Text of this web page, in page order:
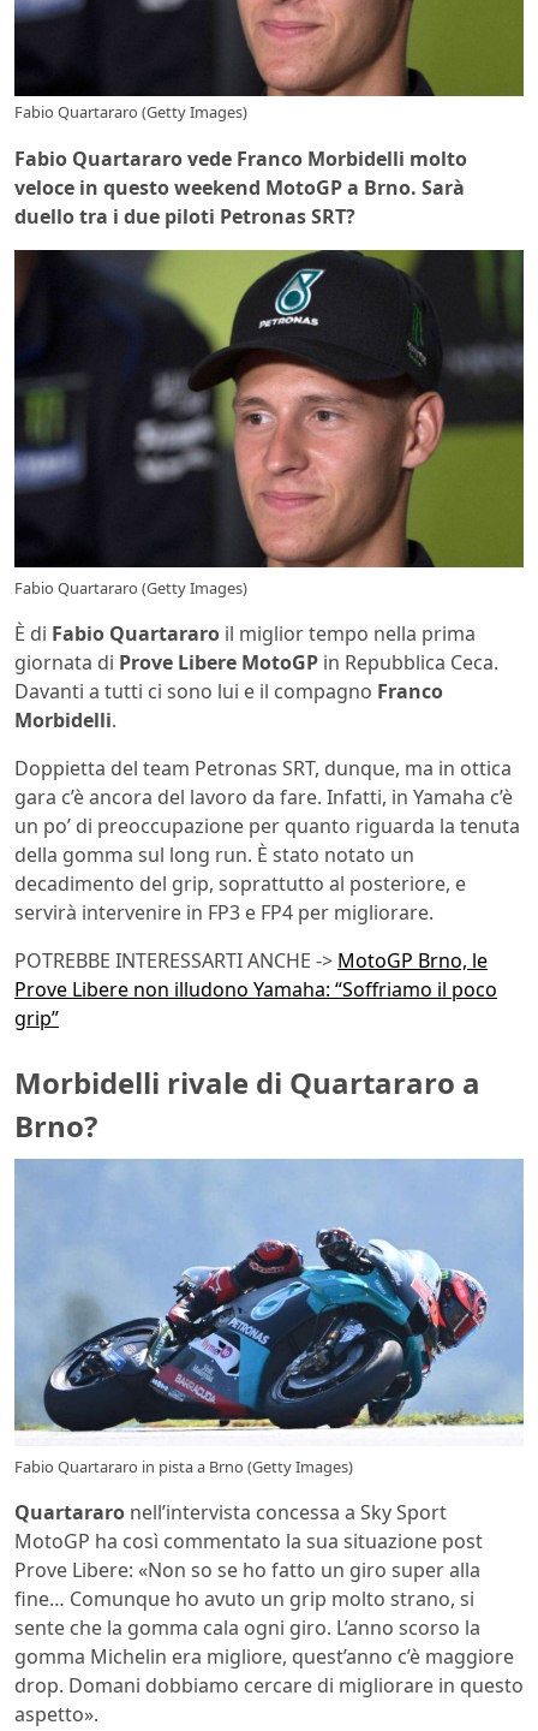
Fabio Quartararo (Getty Images)
Fabio Quartararo vede Franco Morbidelli molto
veloce in questo weekend MotoGP a Brno. Sarà
duello tra i due piloti Petronas SRT?
Fabio Quartararo (Getty Images)
È di Fabio Quartararo il miglior tempo nella prima
giornata di Prove Libere MotoGP in Repubblica Ceca.
Davanti a tutti ci sono lui e il compagno Franco
Morbidelli.
Doppietta del team Petronas SRT, dunque, ma in ottica
gara c’è ancora del lavoro da fare. Infatti, in Yamaha c’è
un po’ di preoccupazione per quanto riguarda la tenuta
della gomma sul long run. È stato notato un
decadimento del grip, soprattutto al posteriore, e
servirà intervenire in FP3 e FP4 per migliorare.
POTREBBE INTERESSARTI ANCHE -> MotoGP Brno, le
Prove Libere non illudono Yamaha: “Soffriamo il poco
grip”
Morbidelli rivale di Quartararo a
Brno?
Fabio Quartararo in pista a Brno (Getty Images)
Quartararo nell’intervista concessa a Sky Sport
MotoGP ha così commentato la sua situazione post
Prove Libere: «Non so se ho fatto un giro super alla
fine… Comunque ho avuto un grip molto strano, si
sente che la gomma cala ogni giro. L’anno scorso la
gomma Michelin era migliore, quest’anno c’è maggiore
drop. Domani dobbiamo cercare di migliorare in questo
aspetto».